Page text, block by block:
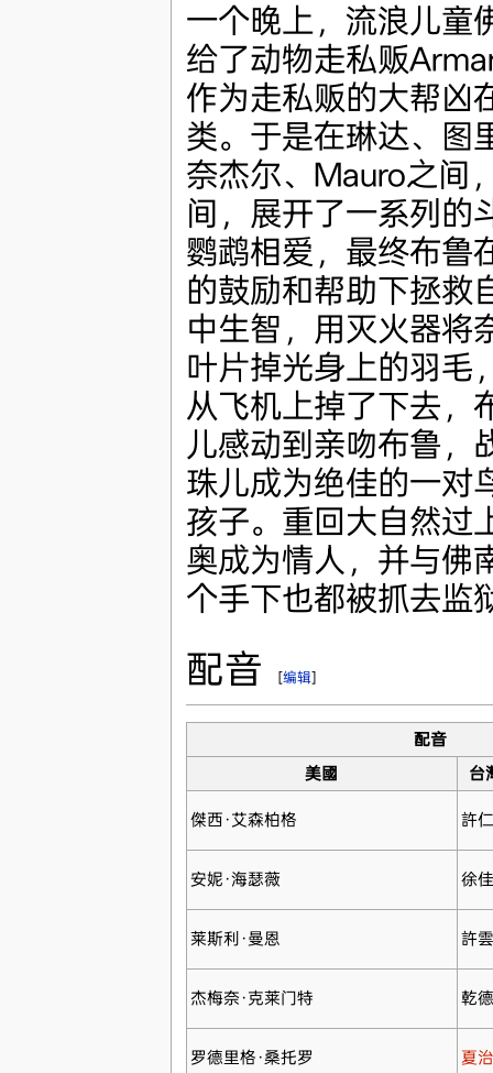
一个晚上，流浪儿童
给了动物走私贩
作为走私贩的大帮凶
类。于是在琳达、图
奈杰尔、Mauro之间
间，展开了一系列的
鹦鹉相爱，最终布鲁
的鼓励和帮助下拯救
中生智，用灭火器将
叶片掉光身上的羽毛
从飞机上掉了下去，
儿感动到亲吻布鲁，
珠儿成为绝佳的一对
孩子。重回大自然过
奥成为情人，并与佛
个手下也都被抓去监
配音 [编辑]
配音
美國
台
傑西·艾森柏格 許
安妮·海瑟薇 徐
莱斯利·曼恩 許
杰梅奈·克莱门特 乾
罗德里格·桑托罗 夏